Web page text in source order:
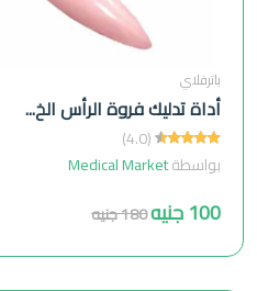
باترفلاي
أداة تدليك فروة الرأس الخ...
(4.0)
بواسطةMedical Market
100 جنيه 180 جنيه